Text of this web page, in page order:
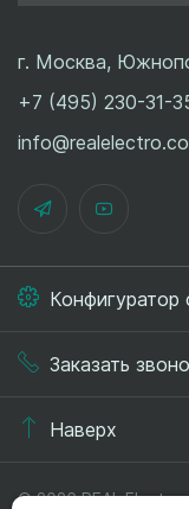
г. Москва,
+7 (495) 230-31-
Конфигуратор
Заказать
Наверх
© 2026 REAL.Electro